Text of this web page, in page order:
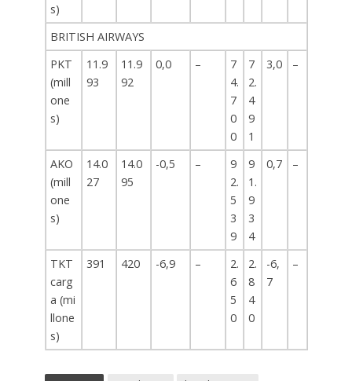
s)
BRITISH AIRWAYS
PKT
(mill
one
s)
11.9
93
11.9
92
0,0 –
7
4.
7
0
0
7
2.
4
9
1
3,0 –
AKO
(mill
one
s)
14.0
27
14.0
95
-0,5 –
9
2.
5
3
9
9
1.
9
3
4
0,7 –
TKT
carg
a (mi
llone
s)
391 420 -6,9 –
2.
6
5
0
2.
8
4
0
-6,
7
–